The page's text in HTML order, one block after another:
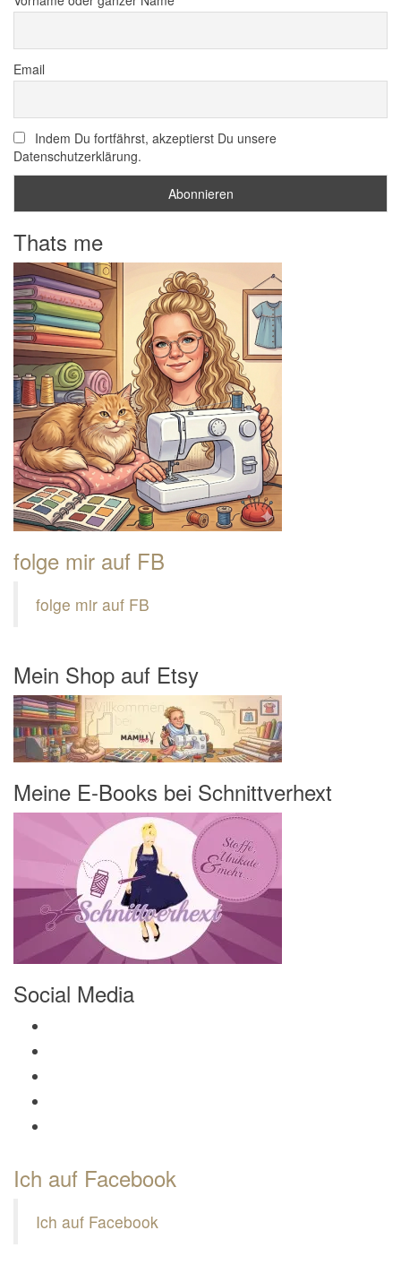
Email
Indem Du fortfährst, akzeptierst Du unsere
Datenschutzerklärung.
Thats me
folge mir auf FB
folge mir auf FB
Mein Shop auf Etsy
Meine E-Books bei Schnittverhext
Social Media
Ich auf Facebook
Ich auf Facebook